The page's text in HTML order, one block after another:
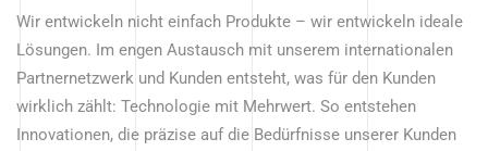
Wir entwickeln nicht einfach Produkte – wir entwickeln ideale
Lösungen. Im engen Austausch mit unserem internationalen
Partnernetzwerk und Kunden entsteht, was für den Kunden
wirklich zählt: Technologie mit Mehrwert. So entstehen
Innovationen, die präzise auf die Bedürfnisse unserer Kunden